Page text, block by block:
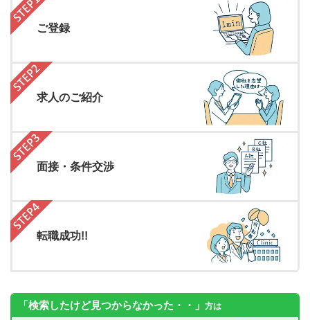
ご登録
求人のご紹介
面接・条件交渉
転職成功!!
「検索したけど見つからなかった・・」 方は